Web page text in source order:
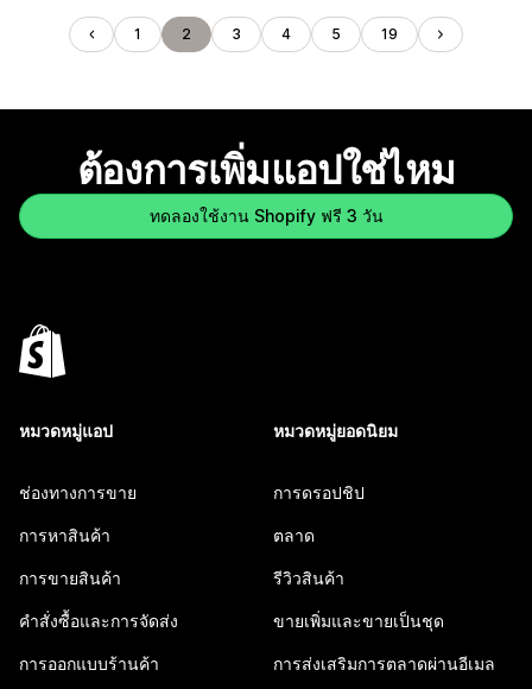
1 2 3 4 5 19
ต้องการเพิ่มแอปใช่ไหม
ทดลองใช้งาน Shopify ฟรี 3 วัน
หมวดหมู่แอป
ช่องทางการขาย
การหาสินค้า
การขายสินค้า
คำสั่งซื้อและการจัดส่ง
การออกแบบร้านค้า
หมวดหมู่ยอดนิยม
การดรอปชิป
ตลาด
รีวิวสินค้า
ขายเพิ่มและขายเป็นชุด
การส่งเสริมการตลาดผ่านอีเมล